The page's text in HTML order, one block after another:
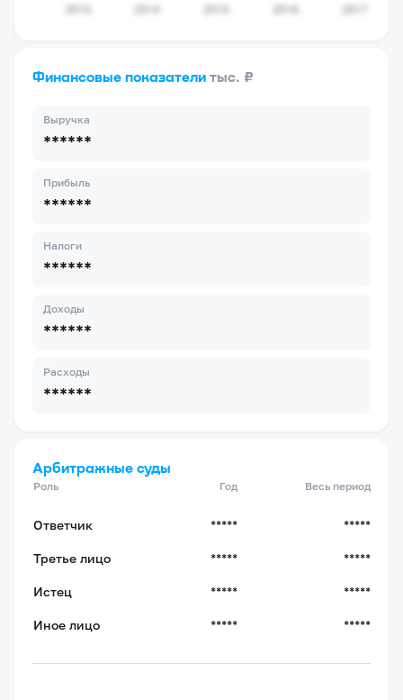
Финансовые показатели тыс. ₽
Выручка
******
Прибыль
******
Налоги
******
Доходы
******
Расходы
******
Арбитражные суды
Роль Год Весь период
Ответчик ***** *****
Третье лицо ***** *****
Истец ***** *****
Иное лицо ***** *****